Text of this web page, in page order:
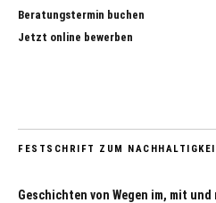
Beratungstermin buchen
Jetzt online bewerben
FESTSCHRIFT ZUM
Geschichten von Wegen im, mit